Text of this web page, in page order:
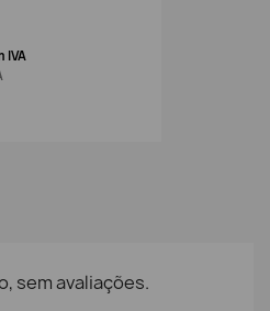
IVA
sem avaliações.